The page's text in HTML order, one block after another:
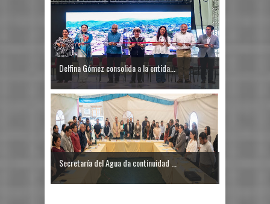
Delfina Gómez consolida a la entida...
Secretaría del Agua da continuidad ...